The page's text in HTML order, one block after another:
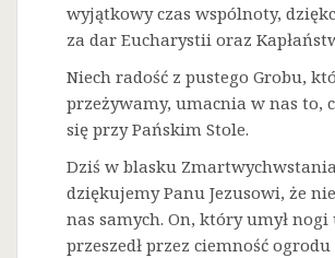
wyjątkowy czas wspólnoty,
za dar Eucharystii oraz
Niech radość z pustego Grobu,
przeżywamy, umacnia w nas to,
się przy Pańskim Stole.
Dziś w blasku
dziękujemy Panu Jezusowi, że
nas samych. On, który umył
przeszedł przez ciemność ogrodu